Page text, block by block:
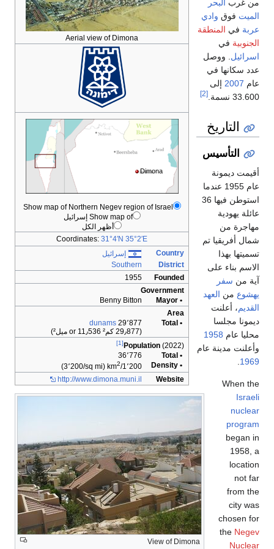
Aerial view of
Show map of Northern Negev
Show map of إسرائيل
أظهر الكل
Coordinates:
31°4′N
إسرائيل
Benny
dunams
2
(3٬200/sq mi)
http://